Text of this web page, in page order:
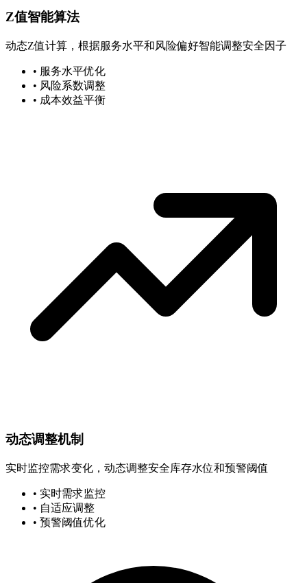
Z值智能算法
动态Z值计算，根据服务水平和风险偏好智能调整安全因子
• 服务水平优化
• 风险系数调整
• 成本效益平衡
动态调整机制
实时监控需求变化，动态调整安全库存水位和预警阈值
• 实时需求监控
• 自适应调整
• 预警阈值优化